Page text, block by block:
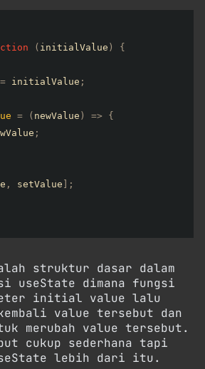
( initialValue ) {
= initialValue ;
= ( newValue ) =>
{
;
, setValue
;
struktur dasar dalam
useState dimana fungsi
initial value lalu
kembali value tersebut dan
merubah value tersebut.
cukup sederhana tapi
lebih dari itu.